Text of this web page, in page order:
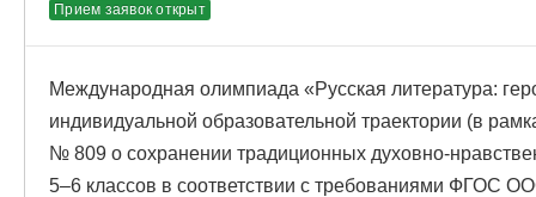
Прием заявок открыт
Международная олимпиада «Русская литература:
индивидуальной образовательной траектории (в
№ 809 о сохранении традиционных духовно-
5–6 классов в соответствии с требованиями ФГОС